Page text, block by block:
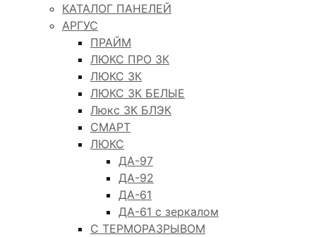
КАТАЛОГ ПАНЕЛЕЙ
АРГУС
ПРАЙМ
ЛЮКС ПРО 3К
ЛЮКС 3К
ЛЮКС 3К БЕЛЫЕ
Люкс 3К БЛЭК
СМАРТ
ЛЮКС
ДА-97
ДА-92
ДА-61
ДА-61 с зеркалом
С ТЕРМОРАЗРЫВОМ